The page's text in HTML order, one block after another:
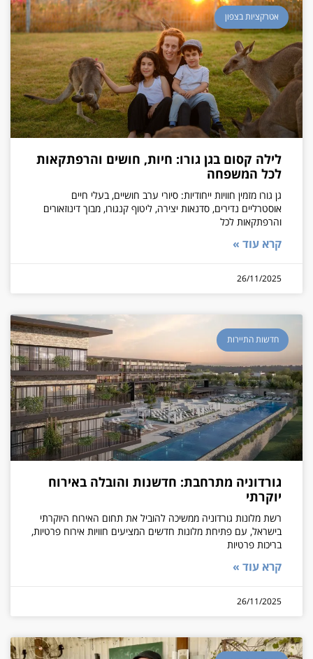
אטרקציות בצפון
לילה קסום בגן גורו: חיות, חושים והרפתקאות
לכל המשפחה
גן גורו מזמין חוויות ייחודיות: סיורי ערב חושיים, בעלי חיים
אוסטרליים נדירים, סדנאות יצירה, ליטוף קנגורו, מבוך דינוזאורים
והרפתקאות לכל
קרא עוד »
26/11/2025
חדשות התיירות
גורדוניה מתרחבת: חדשנות והובלה באירוח
יוקרתי
רשת מלונות גורדוניה ממשיכה להוביל את תחום האירוח היוקרתי
בישראל, עם פתיחת מלונות חדשים המציעים חוויות אירוח פרטיות,
בריכות פרטיות
קרא עוד »
26/11/2025